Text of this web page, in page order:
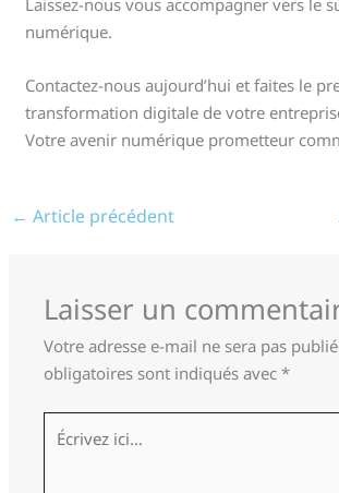
numérique.
Contactez-nous aujourd’hui et faites le
transformation digitale de votre
Votre avenir numérique prometteur
← Article précédent
Laisser un
Votre adresse e-mail ne sera pas
obligatoires sont indiqués avec*
Écrivez
ici…